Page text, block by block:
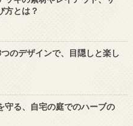
方とは？
のデザインで、目隠しと楽し
守る、自宅の庭でのハーブの